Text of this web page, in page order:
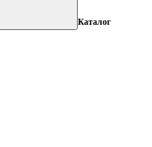
Каталог